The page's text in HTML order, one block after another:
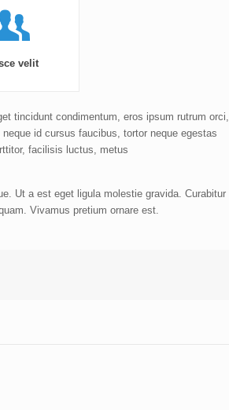
velit
tincidunt condimentum, eros ipsum rutrum orci,
id cursus faucibus, tortor neque egestas
facilisis luctus, metus
Ut a est eget ligula molestie gravida. Curabitur
Vivamus pretium ornare est.